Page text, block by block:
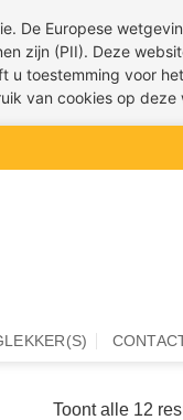
Toont alle 12
De Europese
zijn (PII). Deze
u toestemming voor
van cookies op deze